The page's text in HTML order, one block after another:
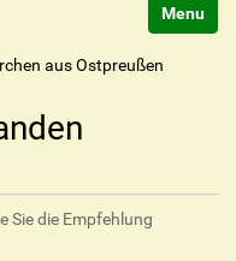
aus Ostpreußen
Sie die Empfehlung